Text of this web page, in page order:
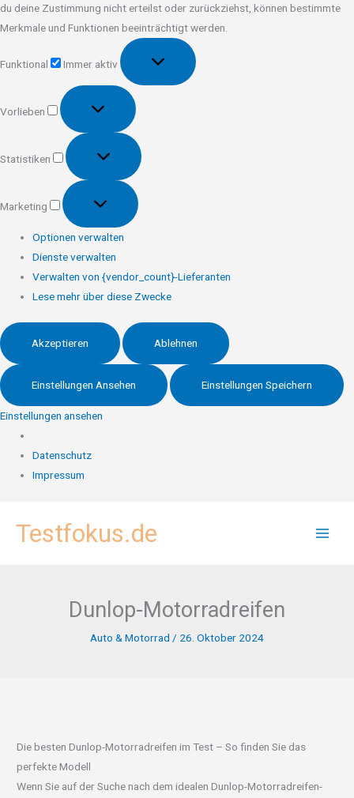
du deine Zustimmung nicht erteilst oder zurückziehst, können bestimmte
Merkmale und Funktionen beeinträchtigt werden.
Funktional
Immer aktiv
Vorlieben
Vorlieben
Statistiken
Statistiken
Marketing
Marketing
Optionen verwalten
Dienste verwalten
Verwalten von {vendor_count}-Lieferanten
Lese mehr über diese Zwecke
Akzeptieren Ablehnen
Einstellungen Ansehen Einstellungen Speichern
Einstellungen ansehen
Datenschutz
Impressum
InhaltTestfokus.de
Dunlop-Motorradreifen
Auto & Motorrad / 26. Oktober 2024
Die besten Dunlop-Motorradreifen im Test – So finden Sie das
perfekte Modell
Wenn Sie auf der Suche nach dem idealen Dunlop-Motorradreifen-